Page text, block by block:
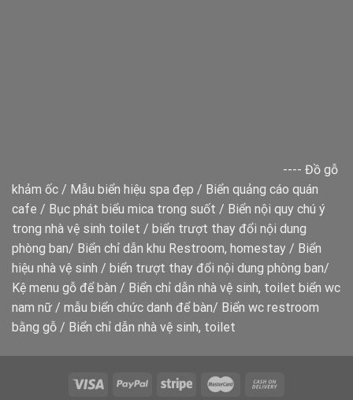
---- Đồ gỗ
khảm ốc / Mẫu biển hiệu spa đẹp / Biển quảng cáo quán
cafe / Bục phát biểu mica trong suốt / Biển nội quy chú ý
trong nhà vệ sinh toilet / biển trượt thay đổi nội dung
phòng ban/ Biển chỉ dẫn khu Restroom, homestay / Biển
hiệu nhà vệ sinh / biển trượt thay đổi nội dung phòng ban/
Kệ menu gỗ để bàn / Biển chỉ dẫn nhà vệ sinh, toilet biển wc
nam nữ / mẫu biển chức danh để bàn/ Biển wc restroom
bằng gỗ / Biển chỉ dẫn nhà vệ sinh, toilet